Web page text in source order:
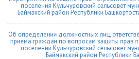
поселения Кульчуровский сельсовет
Баймакский район Республики
Об определении должностных лиц,
приема граждан по вопросам защиты прав
поселении Кульчуровский сельсовет
Баймакский район Республики